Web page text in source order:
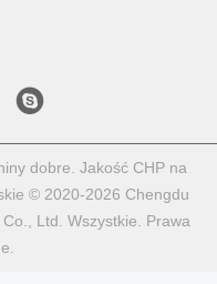
dobre. Jakość CHP na
© 2020-2026 Chengdu
Ltd. Wszystkie. Prawa